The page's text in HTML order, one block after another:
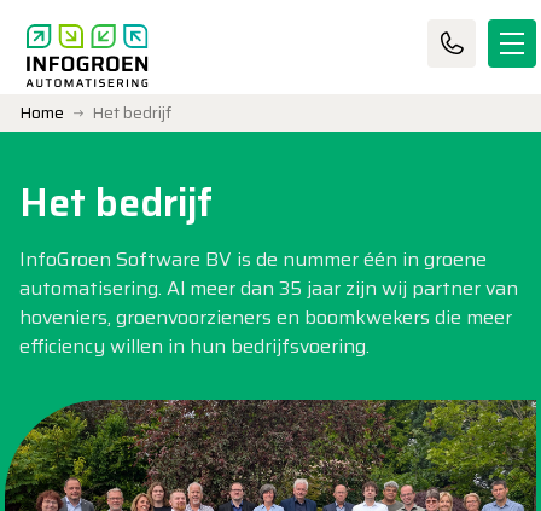
Home Het bedrijf
Het bedrijf
InfoGroen Software BV is de nummer één in groene
automatisering. Al meer dan 35 jaar zijn wij partner van
hoveniers, groenvoorzieners en boomkwekers die meer
efficiency willen in hun bedrijfsvoering.